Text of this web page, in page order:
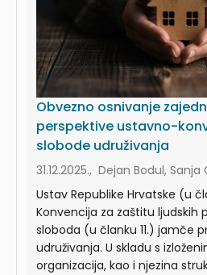
Obvezno osnivanje
perspektive ustavno-
slobode udruživanja
31.12.2025., Dejan Bodul, Sanja
Ustav Republike Hrvatske (u
Konvencija za zaštitu ljudskih
sloboda (u članku 11.) jamče
udruživanja. U skladu s
organizacija, kao i njezina